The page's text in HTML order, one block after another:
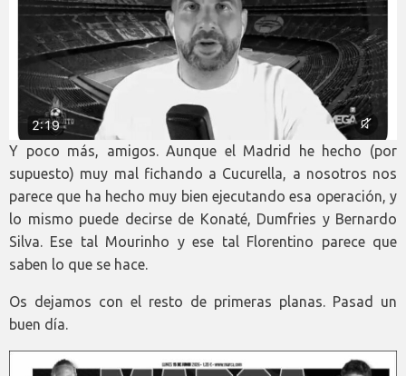
Y poco más, amigos. Aunque el Madrid he hecho (por
supuesto) muy mal fichando a Cucurella, a nosotros nos
parece que ha hecho muy bien ejecutando esa operación, y
lo mismo puede decirse de Konaté, Dumfries y Bernardo
Silva. Ese tal Mourinho y ese tal Florentino parece que
saben lo que se hace.
Os dejamos con el resto de primeras planas. Pasad un
buen día.